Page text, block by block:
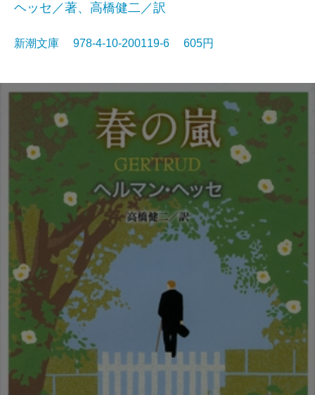
ヘッセ／著、高橋健二／訳
新潮文庫 978-4-10-200119-6 605円